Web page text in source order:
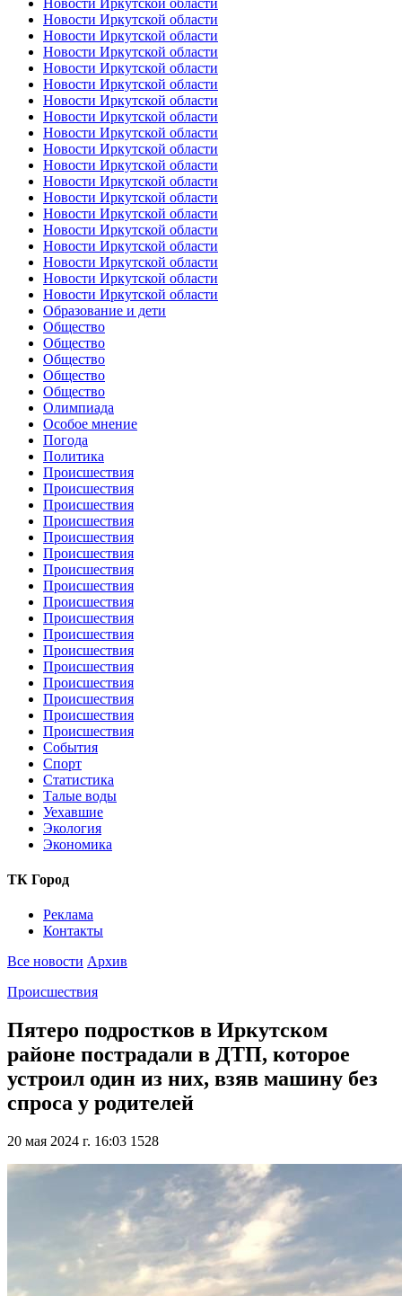
Новости Иркутской области
Новости Иркутской области
Новости Иркутской области
Новости Иркутской области
Новости Иркутской области
Новости Иркутской области
Новости Иркутской области
Новости Иркутской области
Новости Иркутской области
Новости Иркутской области
Новости Иркутской области
Новости Иркутской области
Новости Иркутской области
Новости Иркутской области
Новости Иркутской области
Новости Иркутской области
Новости Иркутской области
Новости Иркутской области
Образование и дети
Общество
Общество
Общество
Общество
Общество
Олимпиада
Особое мнение
Погода
Политика
Происшествия
Происшествия
Происшествия
Происшествия
Происшествия
Происшествия
Происшествия
Происшествия
Происшествия
Происшествия
Происшествия
Происшествия
Происшествия
Происшествия
Происшествия
Происшествия
Происшествия
События
Спорт
Статистика
Талые воды
Уехавшие
Экология
Экономика
ТК Город
Реклама
Контакты
Все новости Архив
Происшествия
Пятеро подростков в Иркутском
районе пострадали в ДТП, которое
устроил один из них, взяв машину без
спроса у родителей
20 мая 2024 г. 16:03 1528